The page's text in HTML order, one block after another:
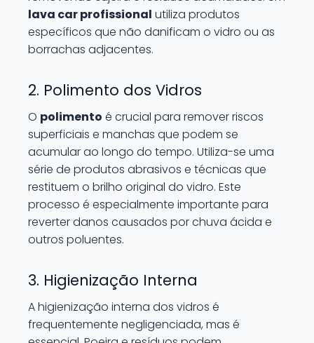
lava car profissional utiliza produtos
específicos que não danificam o vidro ou as
borrachas adjacentes.
2. Polimento dos Vidros
O polimento é crucial para remover riscos
superficiais e manchas que podem se
acumular ao longo do tempo. Utiliza-se uma
série de produtos abrasivos e técnicas que
restituem o brilho original do vidro. Este
processo é especialmente importante para
reverter danos causados por chuva ácida e
outros poluentes.
3. Higienização Interna
A higienização interna dos vidros é
frequentemente negligenciada, mas é